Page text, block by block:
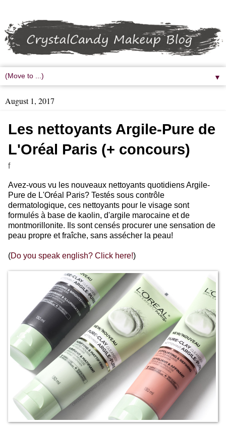
▼
August 1, 2017
Les nettoyants Argile-Pure de
L'Oréal Paris (+ concours)
f
Avez-vous vu les nouveaux nettoyants quotidiens Argile-
Pure de L'Oréal Paris? Testés sous contrôle
dermatologique, ces nettoyants pour le visage sont
formulés à base de kaolin, d'argile marocaine et de
montmorillonite. Ils sont censés procurer une sensation de
peau propre et fraîche, sans assécher la peau!
(Do you speak english? Click here!)